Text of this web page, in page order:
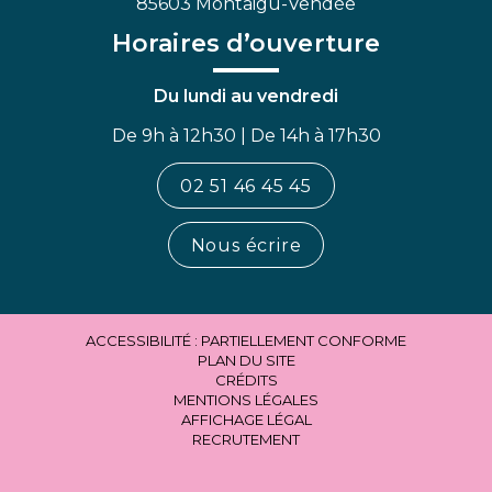
Horaires d’ouverture
Du lundi au vendredi
De 9h à 12h30 | De 14h à 17h30
02 51 46 45 45
Nous écrire
ACCESSIBILITÉ : PARTIELLEMENT CONFORME
PLAN DU SITE
CRÉDITS
MENTIONS LÉGALES
AFFICHAGE LÉGAL
RECRUTEMENT